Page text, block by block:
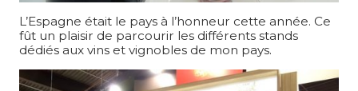
L’Espagne était le pays à l’honneur cette année. Ce
fût un plaisir de parcourir les différents stands
dédiés aux vins et vignobles de mon pays.